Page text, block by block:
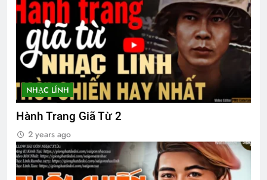
NHẠC LÍNH
Hành Trang Giã Từ 2
2 years ago